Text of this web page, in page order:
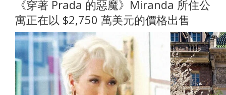
《穿著 Prada 的惡魔》Miranda 所住公
寓正在以 $2,750 萬美元的價格出售